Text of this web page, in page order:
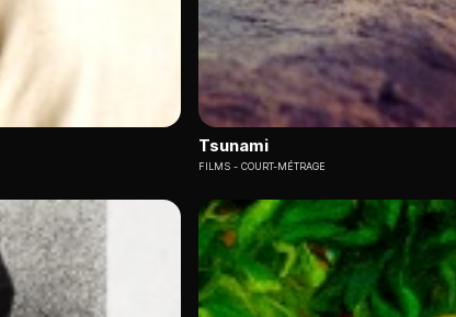
Tsunami
FILMS COURT-MÉTRAGE